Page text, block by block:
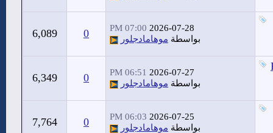
2026-07-28
07:00 PM
بواسطة موهامادجلور 0
6,089
2026-07-27
06:51 PM
بواسطة موهامادجلور 0
6,349
2026-07-25
06:03 PM
بواسطة موهامادجلور 0
7,764